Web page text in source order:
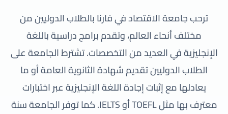
ترحب جامعة الاقتصاد في فارنا بالطلاب الدوليين من
مختلف أنحاء العالم، وتقدم برامج دراسية باللغة
الإنجليزية في العديد من التخصصات. تشترط الجامعة على
الطلاب الدوليين تقديم شهادة الثانوية العامة أو ما
يعادلها مع إثبات إجادة اللغة الإنجليزية عبر اختبارات
معترف بها مثل TOEFL أو IELTS. كما توفر الجامعة سنة